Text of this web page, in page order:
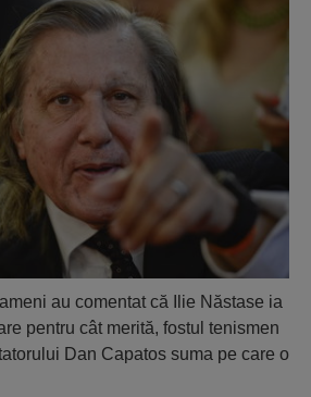
au comentat că Ilie Năstase ia
pentru cât merită, fostul tenismen
Dan Capatos suma pe care o